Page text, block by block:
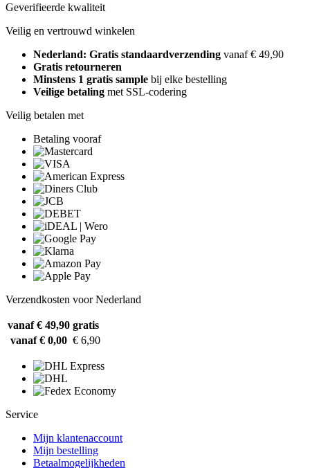
Geverifieerde kwaliteit
Veilig en vertrouwd winkelen
Nederland: Gratis standaardverzending vanaf € 49,90
Gratis retourneren
Minstens 1 gratis sample bij elke bestelling
Veilige betaling met SSL-codering
Veilig betalen met
Betaling vooraf
Verzendkosten voor Nederland
vanaf € 49,90 gratis
vanaf € 0,00 € 6,90
Service
Mijn klantenaccount
Mijn bestelling
Betaalmogelijkheden